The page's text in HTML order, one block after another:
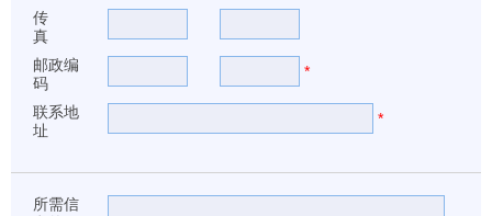
传
真
邮政编
码
*
联系地
址
*
所需信